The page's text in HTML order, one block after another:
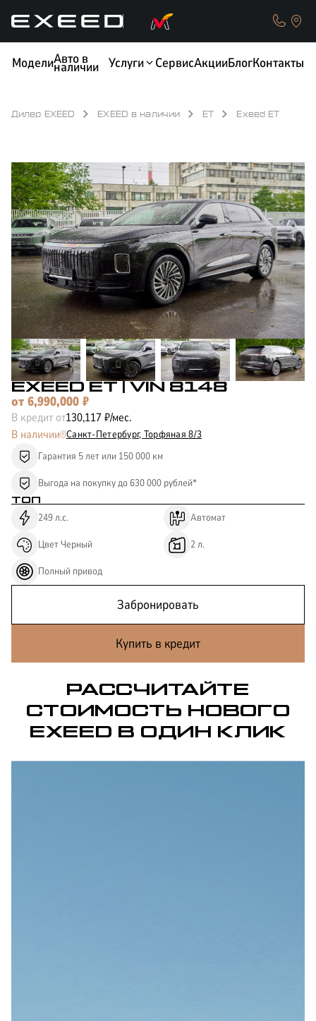
МоделиАвто в
наличии Услуги СервисАкцииБлогКонтакты
КРЕДИТ ОБМЕН / TRADE-IN
ТЕСТ-ДРАЙВ СТРАХОВАНИЕ
ЛИЗИНГ
КОРПОРАТИВНЫМ
КЛИЕНТАМ
Дилер EXEED EXEED в наличии ET Exeed ET
EXEED ET | VIN 8148
от 6,990,000 ₽
В кредит от130,117 ₽/мес.
В наличии Санкт-Петербург, Торфяная 8/3
Гарантия 5 лет или 150 000 км
Выгода на покупку до 630 000 рублей*
ТОП
249л.с.
Автомат
ЦветЧерный 2л.
Полный привод
Забронировать
Купить в кредит
РАССЧИТАЙТЕ
СТОИМОСТЬ НОВОГО
EXEED В ОДИН КЛИК